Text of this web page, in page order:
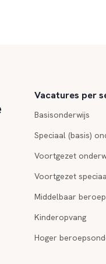
Vacatures per
Basisonderwijs
Speciaal (basis)
Voortgezet
Voortgezet
Middelbaar
Kinderopvang
Hoger